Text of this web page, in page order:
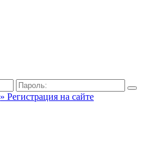
» Регистрация на сайте